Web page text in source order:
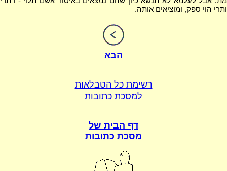
ותרי הוי ספק, ומוציאים אותה.
הבא
רשימת כל הטבלאות
למסכת כתובות
דף הבית של
מסכת כתובות